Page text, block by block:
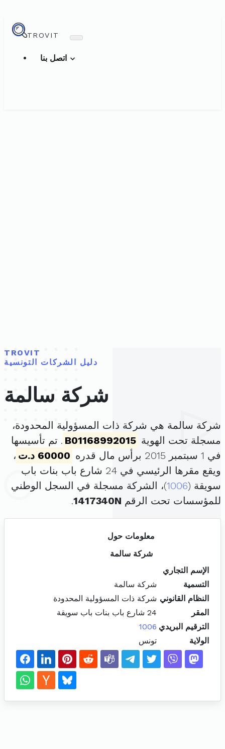
TROVIT
TROVIT
دليل الشركات التونسية
شركة سالمة
شركة سالمة هي شركة ذات المسؤولية المحدودة،
مسجلة تحت الهوية B01168992015 . تم تأسيسها
في 1 سبتمبر 2015 برأس مال قدره
60000 د.ت
،
ويقع مقرها الرئيسي في 24 شارع باب بنات باب
سويقة (1006)، الشركة مسجلة في السجل الوطني
للمؤسسات تحت الرقم 1417340N
.
معلومات حول
شركة سالمة
الإسم التجاري
التسمية
شركة سالمة
النظام القانوني شركة ذات المسؤولية المحدودة
المقر
24 شارع باب بنات باب سويقة
الترقيم البريدي 1006
الولاية
تونس